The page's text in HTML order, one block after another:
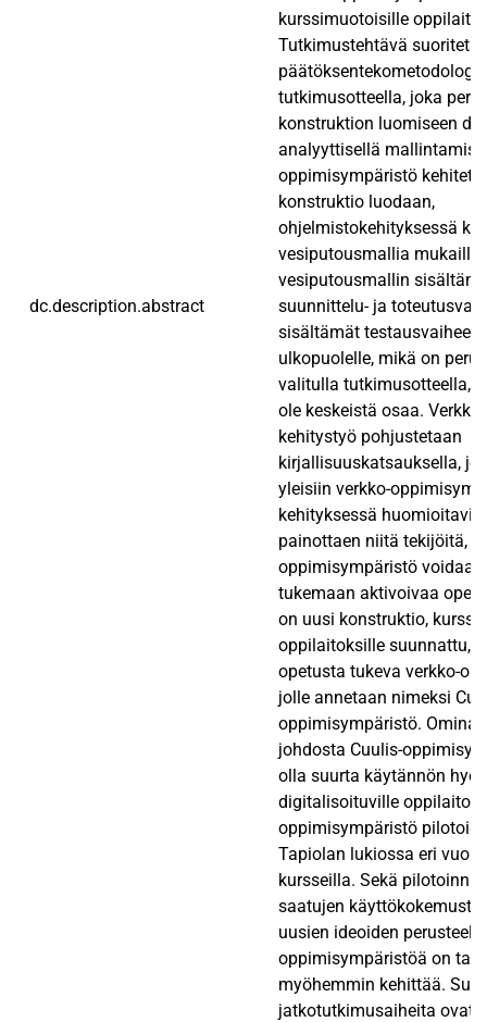
dc.description.abstract
kurssimuotoisille
Tutkimustehtävä
tutkimusotteella, joka
konstruktion luomiseen
analyyttisellä
oppimisympäristö
konstruktio luodaan,
ohjelmistokehityksessä
vesiputousmallia
vesiputousmallin
suunnittelu- ja
sisältämät testausvaiheet
ulkopuolelle, mikä on
valitulla tutkimusotteella,
ole keskeistä osaa.
kehitystyö pohjustetaan
kirjallisuuskatsauksella,
yleisiin verkko-
kehityksessä
painottaen niitä tekijöitä,
oppimisympäristö
tukemaan aktivoivaa
on uusi konstruktio,
oppilaitoksille suunnattu,
opetusta tukeva verkko-
jolle annetaan nimeksi
oppimisympäristö.
johdosta Cuulis-
olla suurta käytännön
digitalisoituville
oppimisympäristö
Tapiolan lukiossa eri
kursseilla. Sekä
saatujen
uusien ideoiden
oppimisympäristöä on
myöhemmin kehittää.
jatkotutkimusaiheita ovat